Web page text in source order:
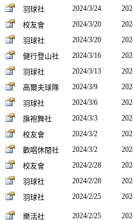
羽球社
2024/3/24
校友會
2024/3/20
羽球社
2024/3/20
健行登山社
2024/3/16
羽球社
2024/3/13
高爾夫球隊
2024/3/9
羽球社
2024/3/6
旗袍舞社
2024/3/3
校友會
2024/3/2
歡唱休閒社
2024/3/2
校友會
2024/2/28
羽球社
2024/2/28
羽球社
2024/2/25
樂活社 2024/2/25